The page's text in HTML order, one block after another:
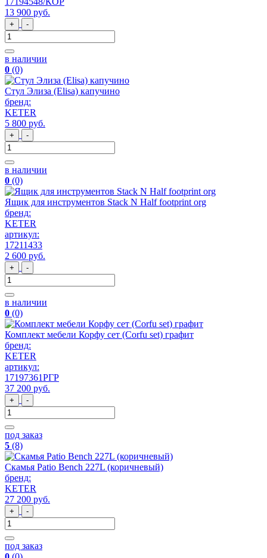
13 900 руб.
+ -
в наличии
0 (0)
Стул Элиза (Elisa) капучино
бренд:
KETER
5 800 руб.
+ -
в наличии
0 (0)
Ящик для инструментов Stack N Half footprint org
бренд:
KETER
артикул:
17211433
2 600 руб.
+ -
в наличии
0 (0)
Комплект мебели Корфу сет (Corfu set) графит
бренд:
KETER
артикул:
17197361РГР
37 200 руб.
+ -
под заказ
5 (8)
Скамья Patio Bench 227L (коричневый)
бренд:
KETER
27 200 руб.
+ -
под заказ